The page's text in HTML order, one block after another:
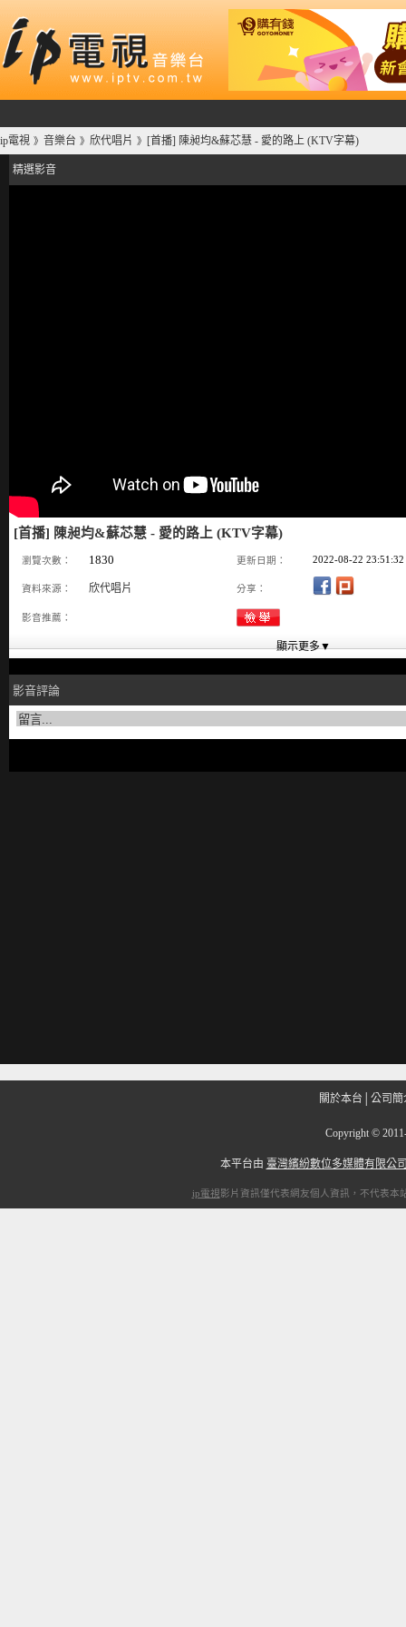
ip電視 》 音樂台 》 欣代唱片 》 [首播] 陳昶均&蘇芯慧 - 愛的路上 (KTV字幕)
精選影音
[首播] 陳昶均&蘇芯慧 - 愛的路上 (KTV字幕)
瀏覽次數： 1830 更新日期： 2022-08-22 23:51:32
資料來源： 欣代唱片 分享：
影音推薦：
影音評論
關於本台 公司簡
Copyright ©
本平台由 臺灣繽紛數位多媒體有限公
ip電視影片資訊僅代表網友個人資訊，不代表本